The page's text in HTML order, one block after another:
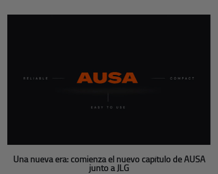
Una nueva era: comienza el nuevo capítulo de AUSA
junto a JLG